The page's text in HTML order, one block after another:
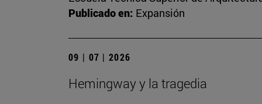
Publicado en: Expansión
09 | 07 | 2026
Hemingway y la tragedia